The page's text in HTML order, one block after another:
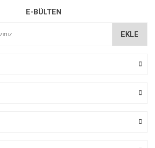
eksik bilgiler bulunuyor.
E-BÜLTEN
EKLE